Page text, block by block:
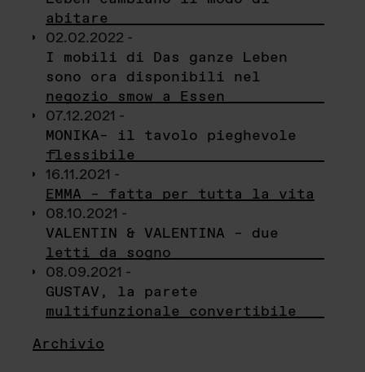
abitare
02.02.2022 -
I mobili di Das ganze Leben
sono ora disponibili nel
negozio smow a Essen
07.12.2021 -
MONIKA– il tavolo pieghevole
flessibile
16.11.2021 -
EMMA – fatta per tutta la vita
08.10.2021 -
VALENTIN & VALENTINA – due
letti da sogno
08.09.2021 -
GUSTAV, la parete
multifunzionale convertibile
Archivio